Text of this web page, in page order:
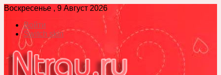
Воскресенье , 9 Август 2026
Войти
Switch skin